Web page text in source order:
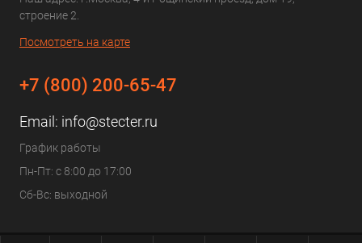
строение 2.
Посмотреть на карте
+7 (800) 200-65-47
Email: info@stecter.ru
График работы
Пн-Пт: с 8:00 до 17:00
Сб-Вс: выходной